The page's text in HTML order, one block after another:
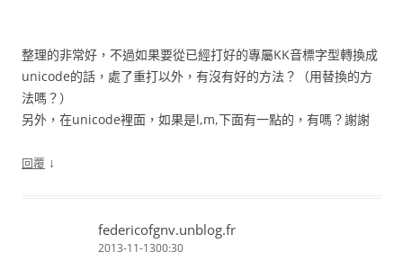
整理的非常好，不過如果要從已經打好的專屬KK音標字型轉換成
unicode的話，處了重打以外，有沒有好的方法？（用替換的方
法嗎？）
另外，在unicode裡面，如果是l,m,下面有一點的，有嗎？謝謝
回覆 ↓
federicofgnv.unblog.fr
2013-11-1300:30